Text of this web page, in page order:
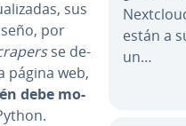
sus
por
se de­
página web,
debe mo­
están a
un…